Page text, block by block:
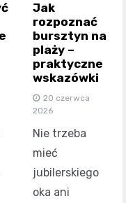
Jak
rozpoznać
bursztyn na
plaży –
praktyczne
wskazówki
20 czerwca
2026
Nie trzeba
mieć
jubilerskiego
oka ani